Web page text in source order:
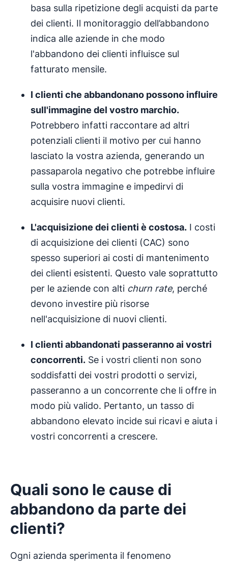
basa sulla ripetizione degli acquisti da parte
dei clienti. Il monitoraggio dell’abbandono
indica alle aziende in che modo
l'abbandono dei clienti influisce sul
fatturato mensile.
I clienti che abbandonano possono influire
sull'immagine del vostro marchio.
Potrebbero infatti raccontare ad altri
potenziali clienti il motivo per cui hanno
lasciato la vostra azienda, generando un
passaparola negativo che potrebbe influire
sulla vostra immagine e impedirvi di
acquisire nuovi clienti.
L'acquisizione dei clienti è costosa. I costi
di acquisizione dei clienti (CAC) sono
spesso superiori ai costi di mantenimento
dei clienti esistenti. Questo vale soprattutto
per le aziende con alti churn rate, perché
devono investire più risorse
nell'acquisizione di nuovi clienti.
I clienti abbandonati passeranno ai vostri
concorrenti. Se i vostri clienti non sono
soddisfatti dei vostri prodotti o servizi,
passeranno a un concorrente che li offre in
modo più valido. Pertanto, un tasso di
abbandono elevato incide sui ricavi e aiuta i
vostri concorrenti a crescere.
Quali sono le cause di
abbandono da parte dei
clienti?
Ogni azienda sperimenta il fenomeno